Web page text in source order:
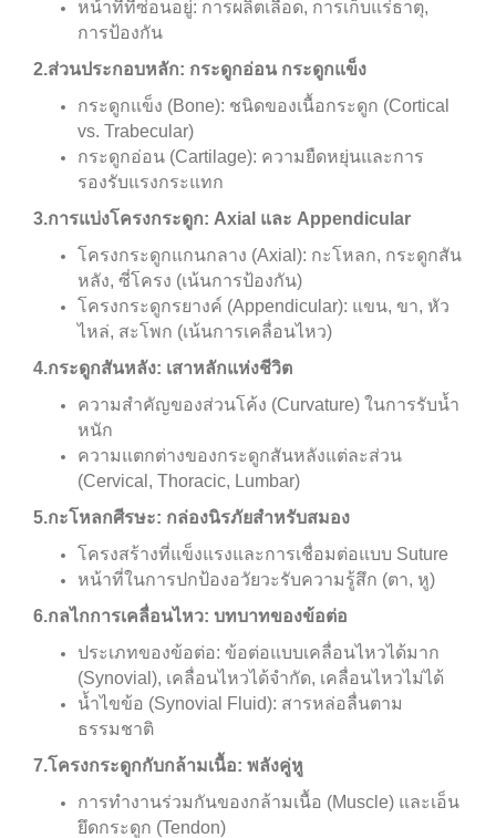
หน้าที่ที่ซ่อนอยู่: การผลิตเลือด, การเก็บแร่ธาตุ,
การป้องกัน
2.ส่วนประกอบหลัก: กระดูกอ่อน กระดูกแข็ง
กระดูกแข็ง (Bone): ชนิดของเนื้อกระดูก (Cortical
vs. Trabecular)
กระดูกอ่อน (Cartilage): ความยืดหยุ่นและการ
รองรับแรงกระแทก
3.การแบ่งโครงกระดูก: Axial และ Appendicular
โครงกระดูกแกนกลาง (Axial): กะโหลก, กระดูกสัน
หลัง, ซี่โครง (เน้นการป้องกัน)
โครงกระดูกรยางค์ (Appendicular): แขน, ขา, หัว
ไหล่, สะโพก (เน้นการเคลื่อนไหว)
4.กระดูกสันหลัง: เสาหลักแห่งชีวิต
ความสำคัญของส่วนโค้ง (Curvature) ในการรับน้ำ
หนัก
ความแตกต่างของกระดูกสันหลังแต่ละส่วน
(Cervical, Thoracic, Lumbar)
5.กะโหลกศีรษะ: กล่องนิรภัยสำหรับสมอง
โครงสร้างที่แข็งแรงและการเชื่อมต่อแบบ Suture
หน้าที่ในการปกป้องอวัยวะรับความรู้สึก (ตา, หู)
6.กลไกการเคลื่อนไหว: บทบาทของข้อต่อ
ประเภทของข้อต่อ: ข้อต่อแบบเคลื่อนไหวได้มาก
(Synovial), เคลื่อนไหวได้จำกัด, เคลื่อนไหวไม่ได้
น้ำไขข้อ (Synovial Fluid): สารหล่อลื่นตาม
ธรรมชาติ
7.โครงกระดูกกับกล้ามเนื้อ: พลังคู่หู
การทำงานร่วมกันของกล้ามเนื้อ (Muscle) และเอ็น
ยึดกระดูก (Tendon)